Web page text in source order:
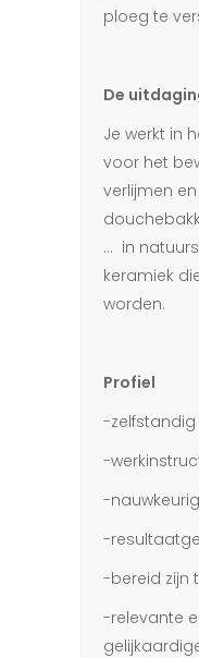
ploeg te
De
Je werkt in
voor het
verlijmen
… in
keramiek
worden.
Profiel
-zelfstandig
-
-
-
-bereid zijn
-relevante